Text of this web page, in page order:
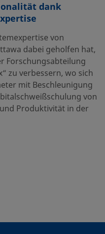
dank
von
dabei geholfen hat,
Forschungsabteilung
zu verbessern, wo sich
mit Beschleunigung
von
Produktivität in der